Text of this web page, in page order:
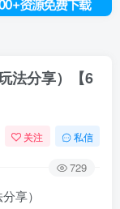
法分享）【6
关注 私信
729
享）